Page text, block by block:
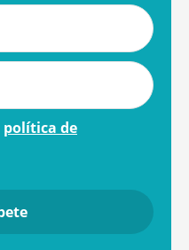
política de